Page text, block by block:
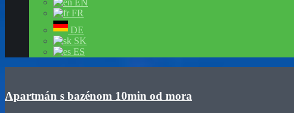
EN
FR
DE
SK
ES
Apartmán s bazénom 10min od mora